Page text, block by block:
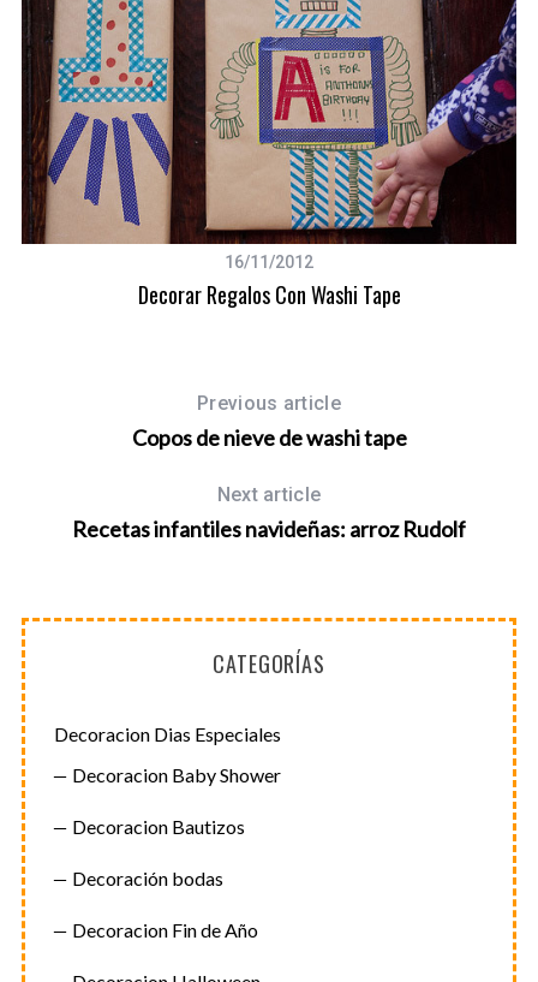
16/11/2012
Decorar Regalos Con Washi Tape
Previous article
Copos de nieve de washi tape
Next article
Recetas infantiles navideñas: arroz Rudolf
CATEGORÍAS
Decoracion Dias Especiales
Decoracion Baby Shower
Decoracion Bautizos
Decoración bodas
Decoracion Fin de Año
r